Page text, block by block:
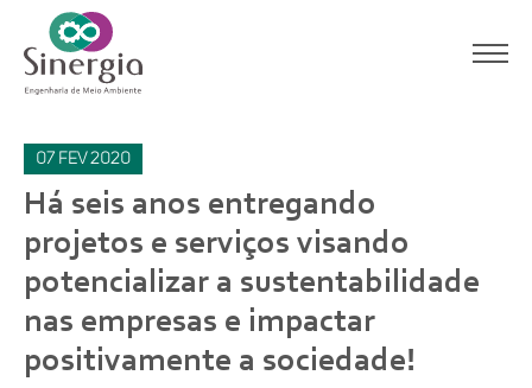
07 fev2020
Há seis anos entregando
projetos e serviços visando
potencializar a sustentabilidade
nas empresas e impactar
positivamente a sociedade!